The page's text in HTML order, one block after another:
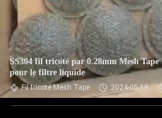
SS304 fil tricoté par 0.28mm Mesh
pour le filtre liquide
Fil tricoté Mesh Tape 2024-05-18